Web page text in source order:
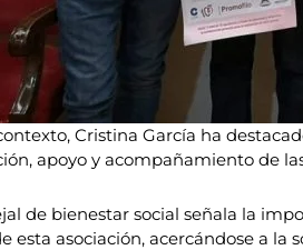
Cristina García ha
apoyo y acompañamiento de
de bienestar social señala la
esta asociación, acercándose a